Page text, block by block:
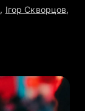
, Ігор Скворцов,